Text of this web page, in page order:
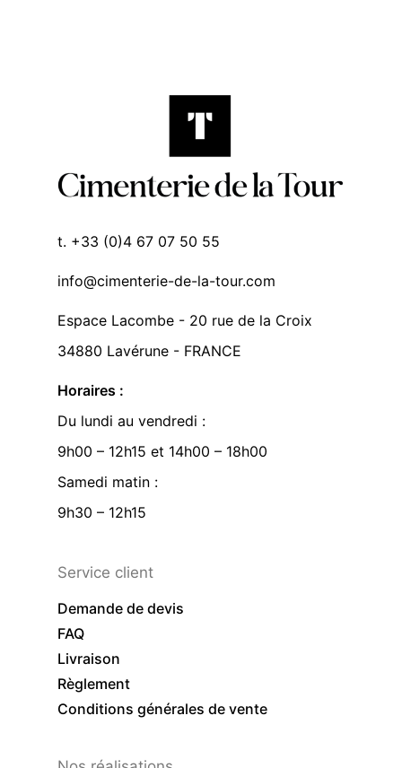
t. +33 (0)4 67 07 50 55
info@cimenterie-de-la-tour.com
Espace Lacombe - 20 rue de la Croix
34880 Lavérune - FRANCE
Horaires :
Du lundi au vendredi :
9h00 – 12h15 et 14h00 – 18h00
Samedi matin :
9h30 – 12h15
Service client
Demande de devis
FAQ
Livraison
Règlement
Conditions générales de vente